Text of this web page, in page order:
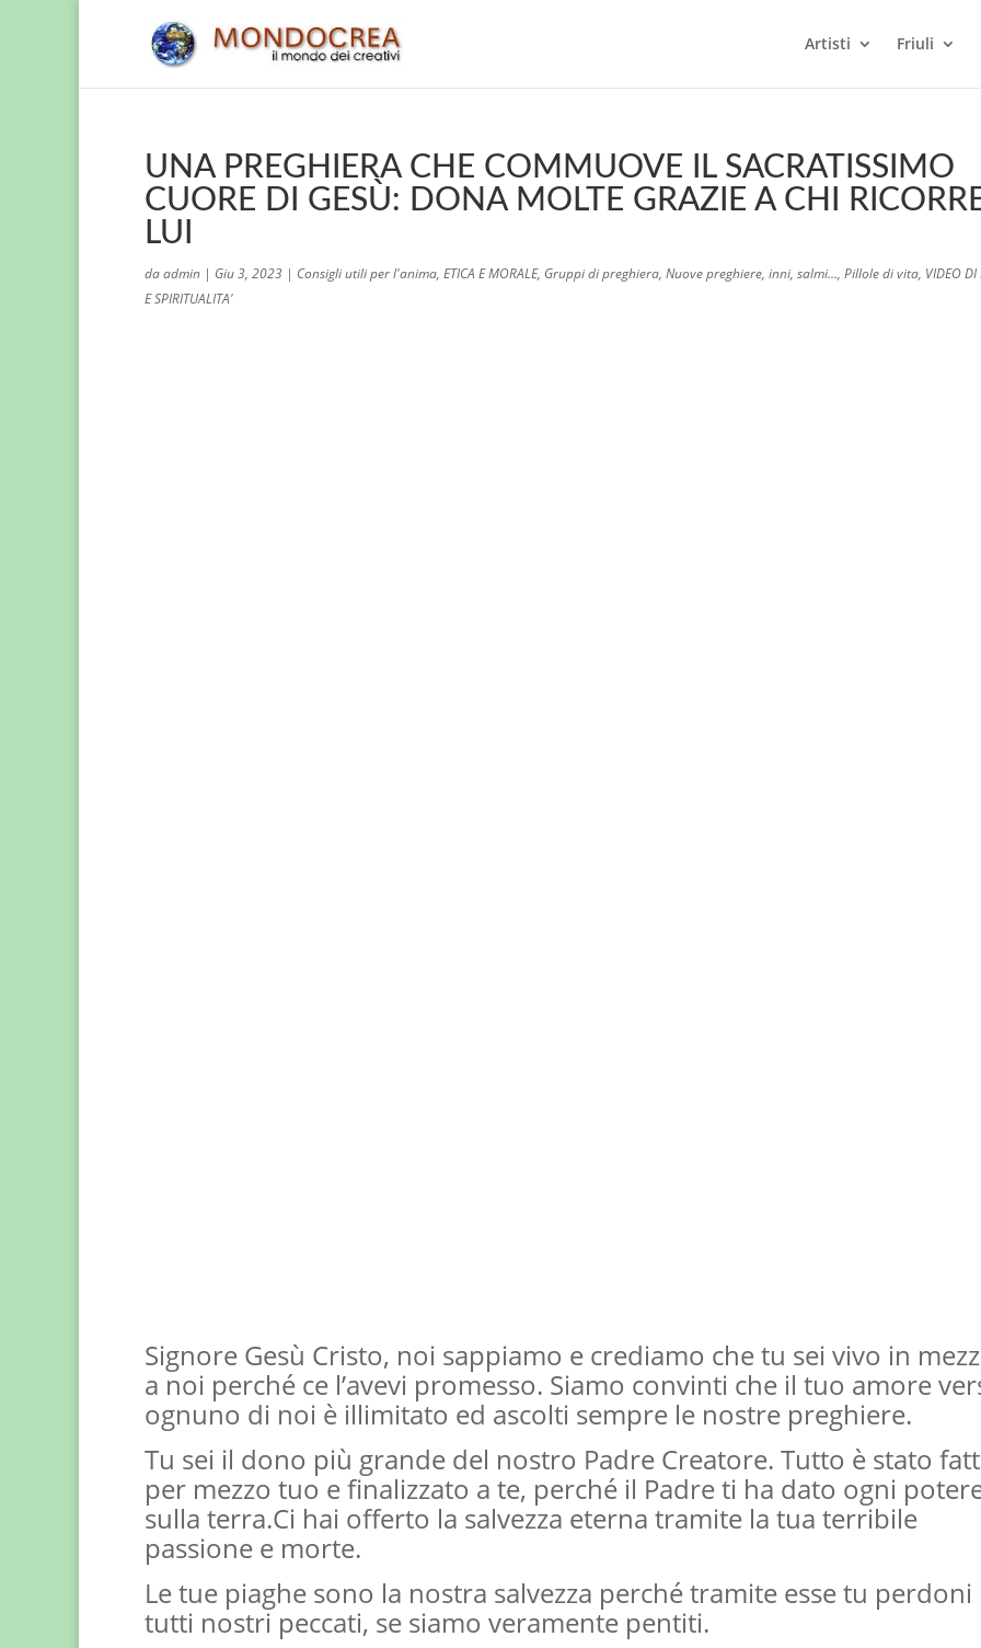
Artisti Friuli
UNA PREGHIERA CHE COMMUOVE IL SACRATISSIMO
CUORE DI GESÙ: DONA MOLTE GRAZIE A CHI
LUI
daadmin | Giu 3, 2023 | Consigli utili per l'anima, ETICA E MORALE, Gruppi di preghiera, Nuove preghiere, inni, salmi..., Pillole di vita, VIDEO DI
E SPIRITUALITA'
Signore Gesù Cristo, noi sappiamo e crediamo che tu sei vivo in
a noi perché ce l’avevi promesso. Siamo convinti che il tuo amore
ognuno di noi è illimitato ed ascolti sempre le nostre preghiere.
Tu sei il dono più grande del nostro Padre Creatore. Tutto è stato
per mezzo tuo e finalizzato a te, perché il Padre ti ha dato ogni
sulla terra.Ci hai offerto la salvezza eterna tramite la tua terribile
passione e morte.
Le tue piaghe sono la nostra salvezza perché tramite esse tu perdoni
tutti nostri peccati, se siamo veramente pentiti.